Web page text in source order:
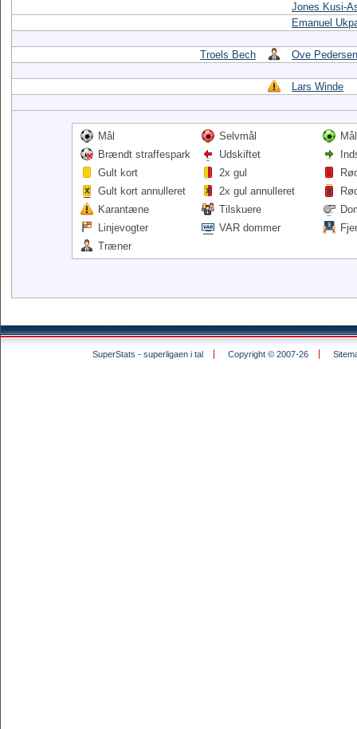
Jones Kusi-
Emanuel
Troels Bech Ove Pedersen
Lars Winde
Mål Selvmål
Brændt straffespark
Udskiftet
Gult kort
2x gul
Gult kort annulleret
2x gul annulleret
Karantæne
Tilskuere
Linjevogter
VAR dommer
Træner
SuperStats - superligaen i tal Copyright © 2007-26